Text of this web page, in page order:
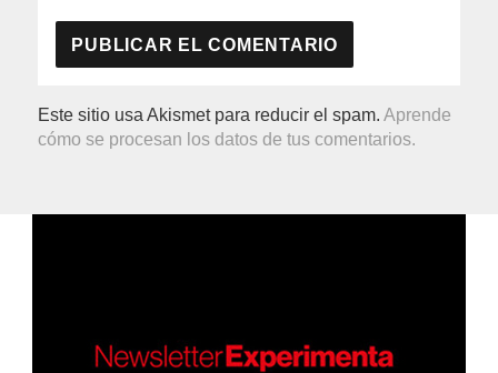
Este sitio usa Akismet para reducir el spam.Aprende
cómo se procesan los datos de tus comentarios.